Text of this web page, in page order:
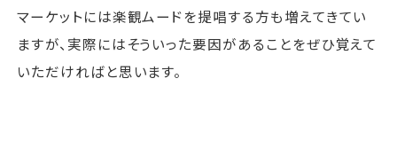
マーケットには楽観ムードを提唱する方も増えてきてい
ますが、実際にはそういった要因があることをぜひ覚えて
いただければと思います。